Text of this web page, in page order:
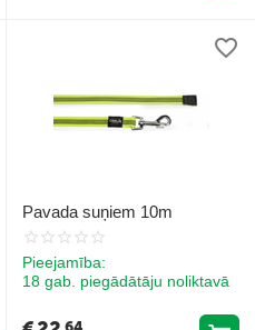
Pavada suņiem 10m
Pieejamība:
18 gab. piegādātāju noliktavā